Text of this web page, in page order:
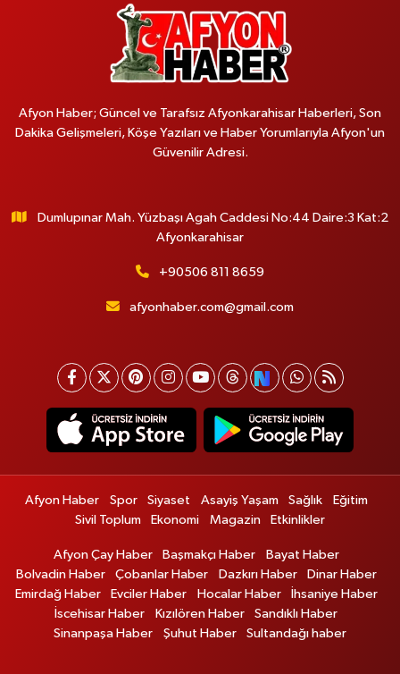
Afyon Haber; Güncel ve Tarafsız Afyonkarahisar Haberleri, Son
Dakika Gelişmeleri, Köşe Yazıları ve Haber Yorumlarıyla Afyon'un
Güvenilir Adresi.
Dumlupınar Mah. Yüzbaşı Agah Caddesi No:44 Daire:3 Kat:2
Afyonkarahisar
+90506 811 8659
afyonhaber.com@gmail.com
Afyon Haber Spor Siyaset Asayiş Yaşam Sağlık
Eğitim
Sivil Toplum
Ekonomi Magazin Etkinlikler
Afyon Çay Haber Başmakçı Haber
Bayat Haber
Bolvadin Haber
Çobanlar Haber Dazkırı Haber
Dinar Haber
Emirdağ Haber
Evciler Haber Hocalar Haber
İhsaniye Haber
İscehisar Haber
Kızılören Haber
Sandıklı Haber
Sinanpaşa Haber
Şuhut Haber Sultandağı haber